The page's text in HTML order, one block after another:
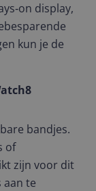
display,
kun je de
bandjes.
of
zijn voor dit
te